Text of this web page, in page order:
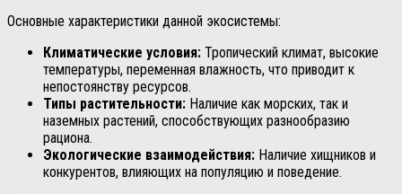
Основные характеристики данной экосистемы:
Климатические условия: Тропический климат, высокие
температуры, переменная влажность, что приводит к
непостоянству ресурсов.
Типы растительности: Наличие как морских, так и
наземных растений, способствующих разнообразию
рациона.
Экологические взаимодействия: Наличие хищников и
конкурентов, влияющих на популяцию и поведение.